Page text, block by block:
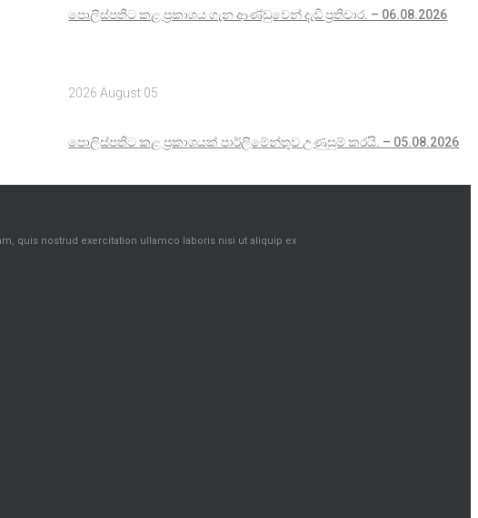
පොලිස්පතිට කළ ප්‍රකාශය ගැන ආණ්ඩුවෙන් දැඩි ප්‍රතිචාර. – 06.08.2026
2026 August 05
පොලිස්පතිට කළ ප්‍රකාශයක් පාර්ලිමේන්තුව උණුසුම් කරයි. – 05.08.2026
quis nostrud exercitation ullamco laboris nisi ut aliquip ex